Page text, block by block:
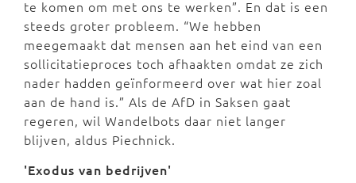
te komen om met ons te werken”. En dat is een
steeds groter probleem. “We hebben
meegemaakt dat mensen aan het eind van een
sollicitatieproces toch afhaakten omdat ze zich
nader hadden geïnformeerd over wat hier zoal
aan de hand is.” Als de AfD in Saksen gaat
regeren, wil Wandelbots daar niet langer
blijven, aldus Piechnick.
'Exodus van bedrijven'